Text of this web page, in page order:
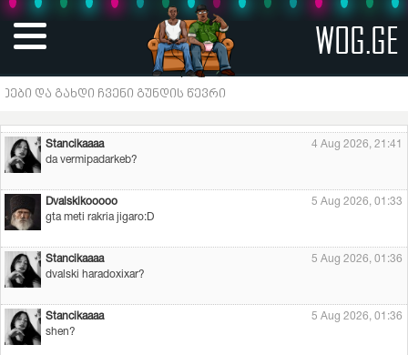
WOG.GE
გუნდის წევრი
Gigi sepiashvili
4 Aug 2026, 20:30
vyidi umagresi
Gigi sepiashvili
ia
Stancikaaaa
4 Aug 2026, 21:41
da vermipadarkeb?
Dvalskikooooo
5 Aug 2026, 01:33
gta meti rakria jigaro:D
Stancikaaaa
5 Aug 2026, 01:36
dvalski haradoxixar?
Stancikaaaa
5 Aug 2026, 01:36
shen?